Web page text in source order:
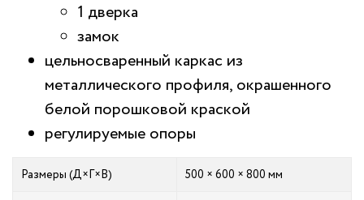
1 дверка
замок
цельносваренный каркас из
металлического профиля, окрашенного
белой порошковой краской
регулируемые опоры
Размеры (Д×Г×В) 500 × 600 × 800 мм